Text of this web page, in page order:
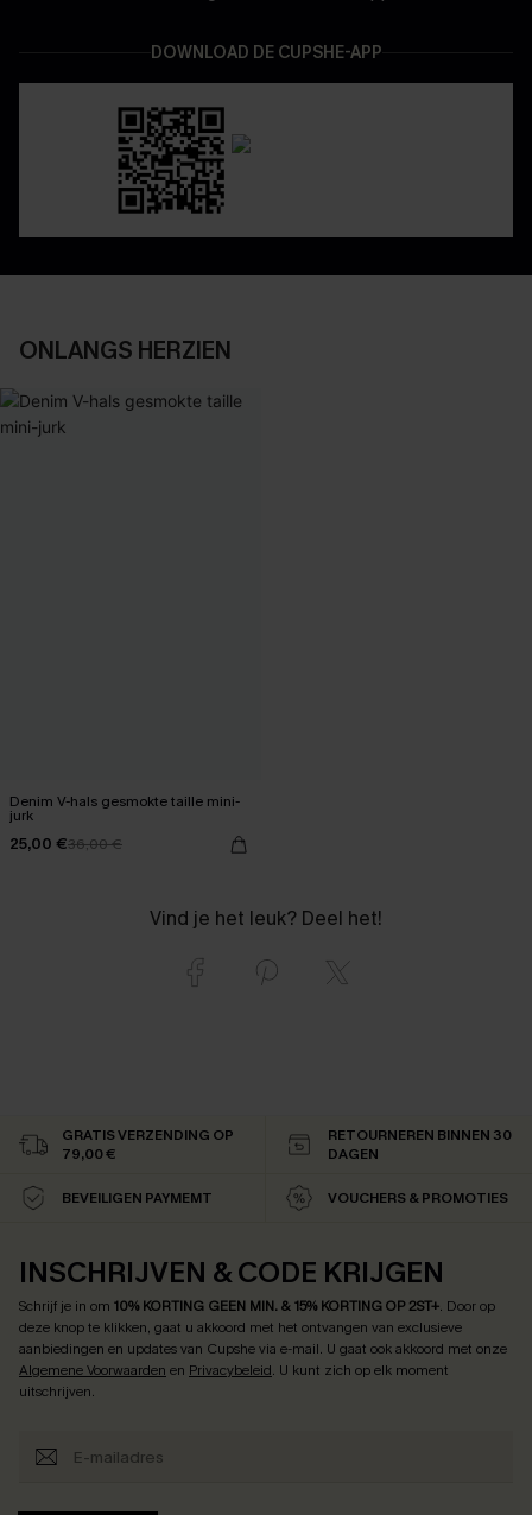
DOWNLOAD DE CUPSHE-APP
ONLANGS HERZIEN
Denim V-hals gesmokte taille mini-
jurk
25,00 €36,00 €
Vind je het leuk? Deel het!
GRATIS VERZENDING OP
79,00 €
RETOURNEREN BINNEN 30
DAGEN
BEVEILIGEN PAYMEMT VOUCHERS & PROMOTIES
INSCHRIJVEN & CODE KRIJGEN
Schrijf je in om 10% KORTING GEEN MIN. & 15% KORTING OP 2ST+. Door op
deze knop te klikken, gaat u akkoord met het ontvangen van exclusieve
aanbiedingen en updates van Cupshe via e-mail. U gaat ook akkoord met onze
Algemene Voorwaarden en Privacybeleid. U kunt zich op elk moment
uitschrijven.